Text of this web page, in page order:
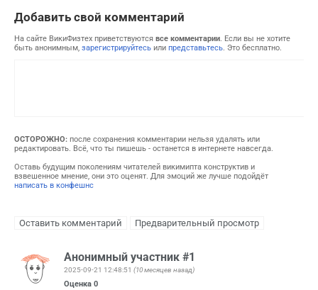
Добавить свой комментарий
На сайте ВикиФизтех приветствуются все комментарии. Если вы не хотите
быть анонимным, зарегистрируйтесь или представьтесь. Это бесплатно.
ОСТОРОЖНО: после сохранения комментарии нельзя удалять или
редактировать. Всё, что ты пишешь - останется в интернете навсегда.
Оставь будущим поколениям читателей викимипта конструктив и
взвешенное мнение, они это оценят. Для эмоций же лучше подойдёт
написать в конфешнс
Анонимный участник #1
2025-09-21 12:48:51 (10 месяцев назад)
Оценка 0